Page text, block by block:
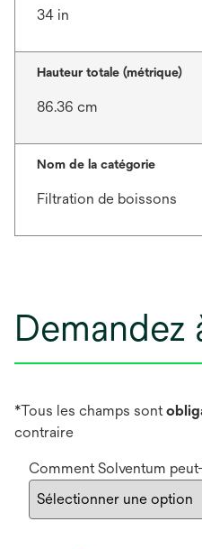
34 in
Hauteur totale (métrique)
86.36 cm
Nom de la catégorie
Filtration de boissons
Demandez
*Tous les champs sont
contraire
Comment Solventum